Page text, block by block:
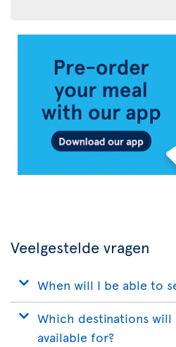
Transat
Veelgestelde vragen
When will I be able to
Which destinations
available for?